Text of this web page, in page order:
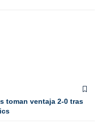
toman ventaja 2-0 tras